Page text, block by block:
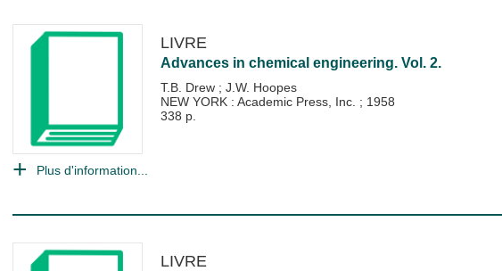
LIVRE
Advances in chemical engineering. Vol. 2.
T.B. Drew ; J.W. Hoopes
NEW YORK : Academic Press, Inc. ; 1958
338 p.
Plus d'information...
LIVRE